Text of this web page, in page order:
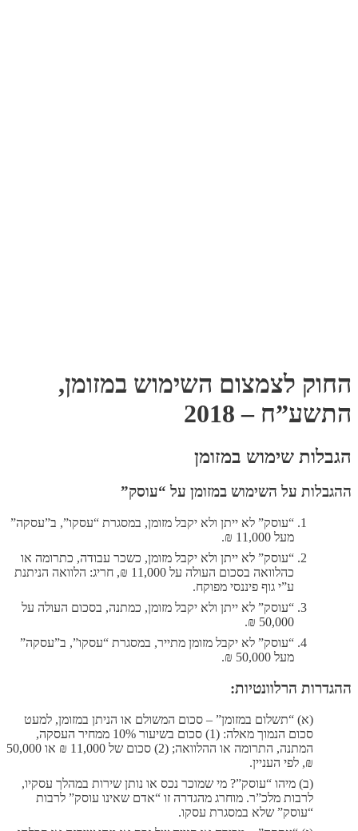
החוק לצמצום השימוש במזומן,
התשע”ח – 2018
הגבלות שימוש במזומן
ההגבלות על השימוש במזומן על “עוסק”
“עוסק” לא ייתן ולא יקבל מזומן, במסגרת “עסקו”, ב”עסקה”
מעל 11,000 ₪.
“עוסק” לא ייתן ולא יקבל מזומן, כשכר עבודה, כתרומה או
כהלוואה בסכום העולה על 11,000 ₪, חריג: הלוואה הניתנת
ע”י גוף פיננסי מפוקח.
“עוסק” לא ייתן ולא יקבל מזומן, כמתנה, בסכום העולה על
50,000 ₪.
“עוסק” לא יקבל מזומן מתייר, במסגרת “עסקו”, ב”עסקה”
מעל 50,000 ₪.
ההגדרות הרלוונטיות:
(א) “תשלום במזומן” – סכום המשולם או הניתן במזומן, למעט
סכום הנמוך מאלה: (1) סכום בשיעור 10% ממחיר העסקה,
המתנה, התרומה או ההלוואה; (2) סכום של 11,000 ₪ או 50,000
₪, לפי העניין.
(ב) מיהו “עוסק”? מי שמוכר נכס או נותן שירות במהלך עסקיו,
לרבות מלכ”ר. מוחרג מהגדרה זו “אדם שאינו עוסק” לרבות
“עוסק” שלא במסגרת עסקו.